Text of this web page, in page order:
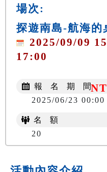
場次:
探遊南島-航海的
2025/09/09
17:00
報 名 期 間
2025/06/23
名 額
20